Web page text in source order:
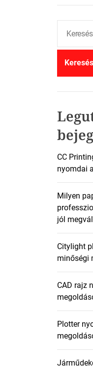
r
CC
nyomdai
Milyen
jól
Citylight
minőségi
CAD rajz
Plotter